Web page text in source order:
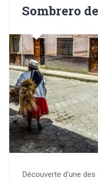
Sombrero
Découverte d'une